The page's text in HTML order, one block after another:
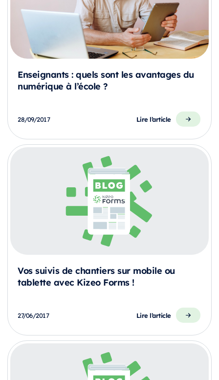
Enseignants : quels sont les avantages du
numérique à l’école ?
28/09/2017 Lire l’article
Vos suivis de chantiers sur mobile ou
tablette avec Kizeo Forms !
27/06/2017 Lire l’article